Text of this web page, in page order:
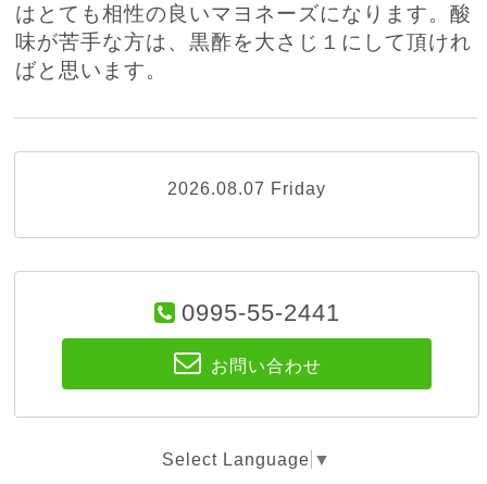
はとても相性の良いマヨネーズになります。酸
味が苦手な方は、黒酢を大さじ１にして頂けれ
ばと思います。
2026.08.07 Friday
0995-55-2441
お問い合わせ
Select Language ▼